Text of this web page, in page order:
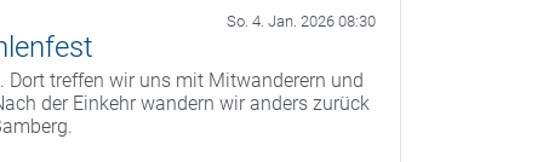
So. 4. Jan. 2026 08:30
Dort treffen wir uns mit Mitwanderern und
der Einkehr wandern wir anders zurück